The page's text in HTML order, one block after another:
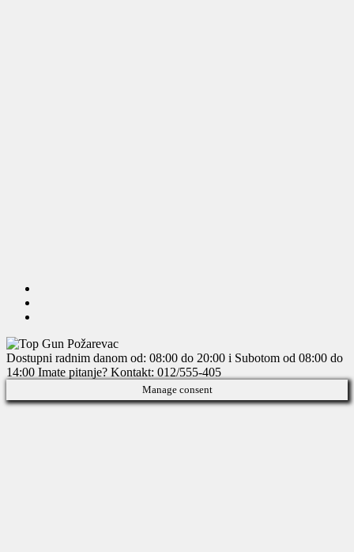
Dostupni radnim danom od: 08:00 do 20:00 i Subotom od 08:00 do
14:00 Imate pitanje? Kontakt: 012/555-405
Manage consent